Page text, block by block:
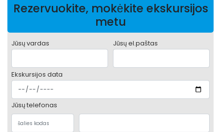
Rezervuokite, mokėkite ekskursijos
metu
Jūsų vardas Jūsų el.paštas
Ekskursijos data
Jūsų telefonas